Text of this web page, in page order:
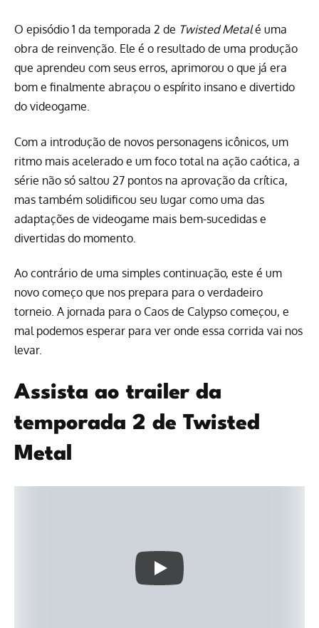
O episódio 1 da temporada 2 de Twisted Metalé uma
obra de reinvenção. Ele é o resultado de uma produção
que aprendeu com seus erros, aprimorou o que já era
bom e finalmente abraçou o espírito insano e divertido
do videogame.
Com a introdução de novos personagens icônicos, um
ritmo mais acelerado e um foco total na ação caótica, a
série não só saltou 27 pontos na aprovação da crítica,
mas também solidificou seu lugar como uma das
adaptações de videogame mais bem-sucedidas e
divertidas do momento.
Ao contrário de uma simples continuação, este é um
novo começo que nos prepara para o verdadeiro
torneio. A jornada para o Caos de Calypso começou, e
mal podemos esperar para ver onde essa corrida vai nos
levar.
Assista ao trailer da
temporada 2 de Twisted
Metal